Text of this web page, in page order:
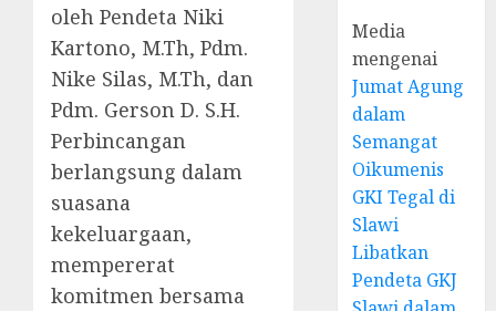
oleh Pendeta Niki
Kartono, M.Th, Pdm.
Nike Silas, M.Th, dan
Pdm. Gerson D. S.H.
Perbincangan
berlangsung dalam
suasana
kekeluargaan,
mempererat
komitmen bersama
Media
mengenai
Jumat Agung
dalam
Semangat
Oikumenis
GKI Tegal di
Slawi
Libatkan
Pendeta GKJ